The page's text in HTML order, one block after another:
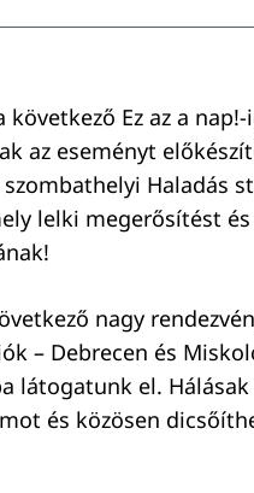
Ez az a nap!-
az eseményt
Haladás
lelki megerősítést
nagy
– Debrecen és
látogatunk el. Hálásak
és közösen